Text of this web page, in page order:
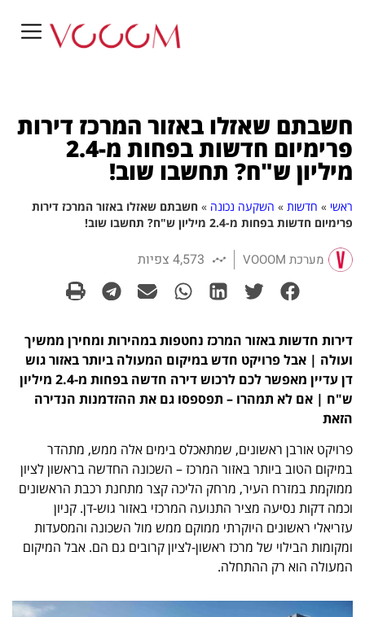
חשבתם שאזלו באזור המרכז דירות
פרימיום חדשות בפחות מ-2.4
מיליון ש"ח? תחשבו שוב!
ראשי » חדשות » השקעה נכונה » חשבתם שאזלו באזור המרכז דירות
פרימיום חדשות בפחות מ-2.4 מיליון ש"ח? תחשבו שוב!
מערכת VOOOM 4,573 צפיות
דירות חדשות באזור המרכז נחטפות במהירות ומחירן ממשיך
ועולה | אבל פרויקט חדש במיקום המעולה ביותר באזור גוש
דן עדיין מאפשר לכם לרכוש דירה חדשה בפחות מ-2.4 מיליון
ש"ח | אם לא תמהרו – תפספסו גם את ההזדמנות הנדירה
הזאת
פרויקט אורבן ראשונים, שמתאכלס בימים אלה ממש, מתהדר
במיקום הטוב ביותר באזור המרכז – השכונה החדשה בראשון לציון
ממוקמת במזרח העיר, מרחק הליכה קצר מתחנת רכבת הראשונים
וכמה דקות נסיעה מציר התנועה המרכזי באזור גוש-דן. קניון
עזריאלי ראשונים היוקרתי ממוקם ממש מול השכונה והמסעדות
ומקומות הבילוי של מרכז ראשון-לציון קרובים גם הם. אבל המיקום
המעולה הוא רק ההתחלה.